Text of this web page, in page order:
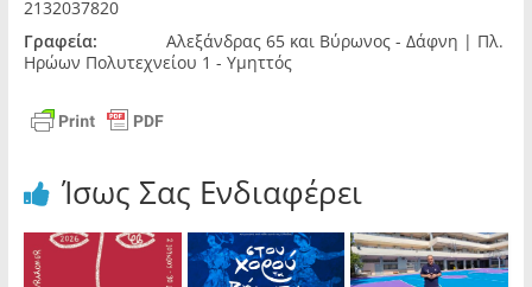
2132037820
Γραφεία:
Αλεξάνδρας 65 και Βύρωνος - Δάφνη | Πλ.
Ηρώων Πολυτεχνείου 1 - Υμηττός
Ίσως Σας Ενδιαφέρει